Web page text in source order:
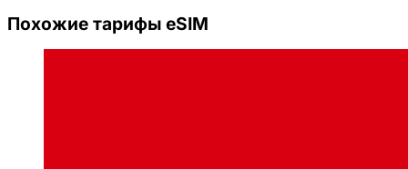
Похожие тарифы eSIM